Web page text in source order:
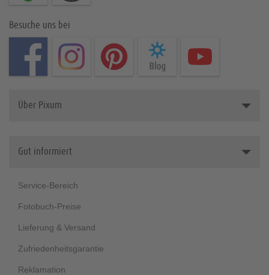
Besuche uns bei
Über Pixum
Nachhaltigkeit
Soziales Engagement
Gut informiert
Service-Bereich
Fotobuch-Preise
Lieferung & Versand
Zufriedenheitsgarantie
Reklamation